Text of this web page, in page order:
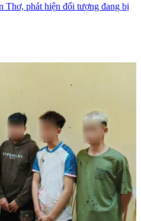
Thơ, phát hiện đối tượng đang bị